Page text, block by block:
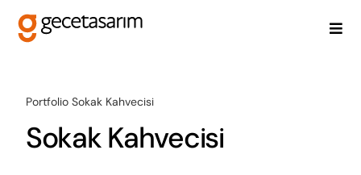
Portfolio Sokak Kahvecisi
Sokak Kahvecisi